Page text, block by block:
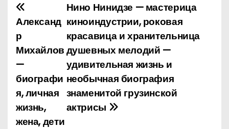
Н
а
в
и
г
а
Нино Нинидзе — мастерица
киноиндустрии, роковая
красавица и хранительница
душевных мелодий —
удивительная жизнь и
необычная биография
знаменитой грузинской
актрисы
Александ
р
Михайлов
—
биографи
я, личная
жизнь,
жена, дети